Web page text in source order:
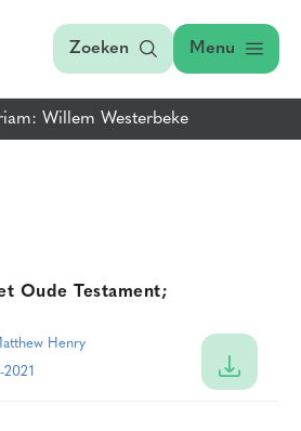
Zoeken Menu
Willem Westerbeke
Oude Testament;
Henry
2021